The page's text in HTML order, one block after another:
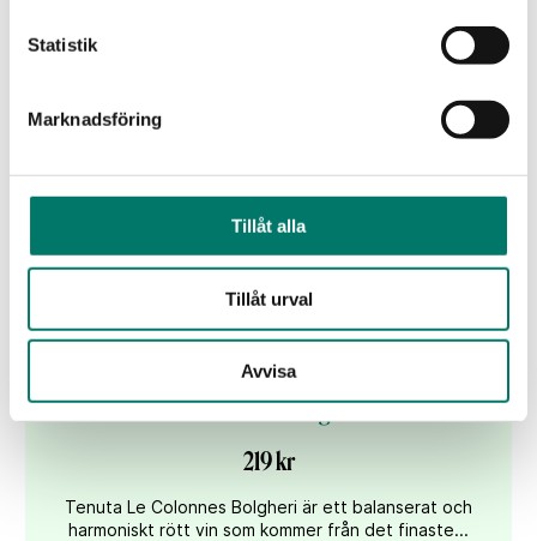
Statistik
Marknadsföring
Tillåt alla
Tillåt urval
Avvisa
Tenuta Le Colonne Bolgheri Rosso
219 kr
Tenuta Le Colonnes Bolgheri är ett balanserat och
harmoniskt rött vin som kommer från det finaste...